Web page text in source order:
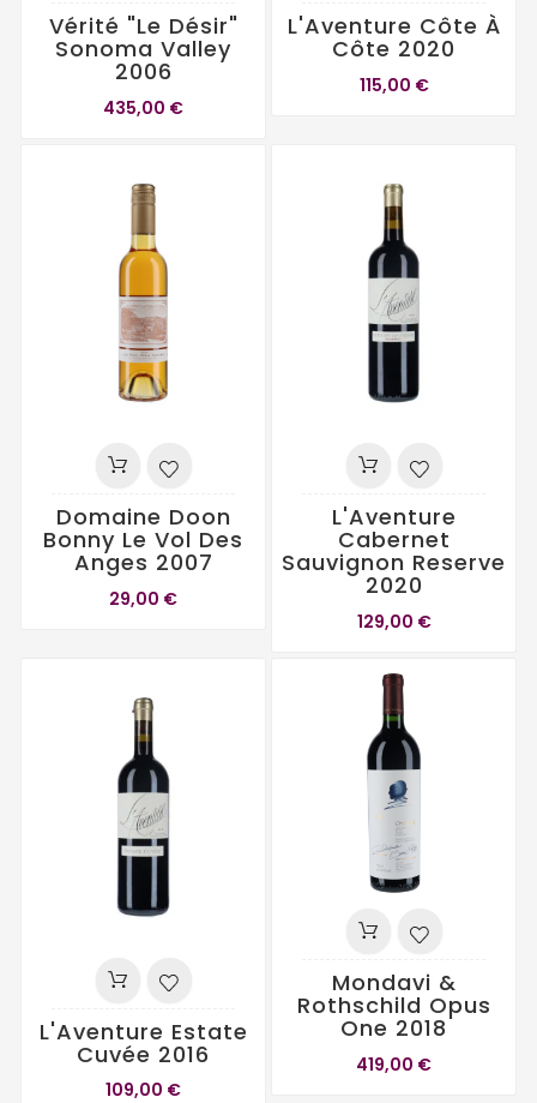
Vérité "Le Désir"
Sonoma Valley
2006
435,00 €
L'Aventure Côte À
Côte 2020
115,00 €
Domaine Doon
Bonny Le Vol Des
Anges 2007
29,00 €
L'Aventure
Cabernet
Sauvignon Reserve
2020
129,00 €
L'Aventure Estate
Cuvée 2016
109,00 €
Mondavi &
Rothschild Opus
One 2018
419,00 €